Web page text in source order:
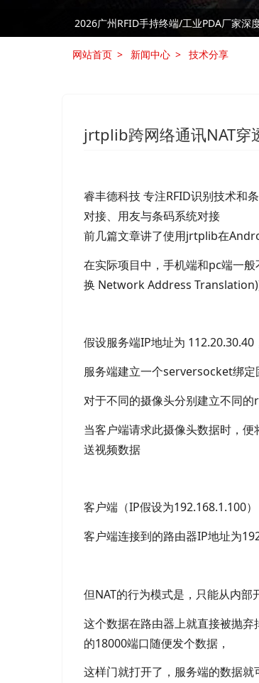
RFID技术是否是制造业中的“
网站首页 新闻中心 技术分享
jrtplib跨网络通讯NAT穿
睿丰德科技 专注RFID识别技术和
对接、用友与条码系统对接
前几篇文章讲了使用jrtplib在
在实际项目中，手机端和pc端一
换 Network Address
假设服务端IP地址为 112.20.30.40
服务端建立一个serversocket绑
对于不同的摄像头分别建立不同
当客户端请求此摄像头数据时，
送视频数据
客户端（IP假设为192.168.1.100
客户端连接到的路由器IP地址为
但NAT的行为模式是，只能从内
这个数据在路由器上就直接被抛
的18000端口随便发个数据，
这样门就打开了，服务端的数据